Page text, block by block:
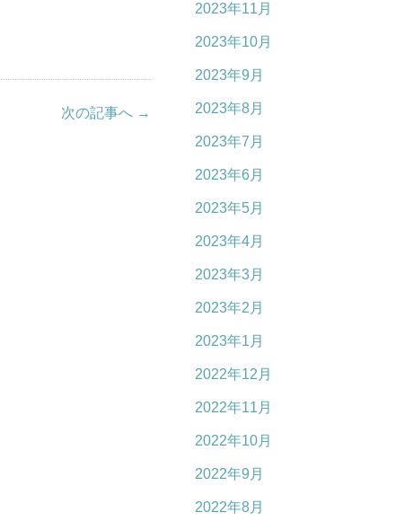
次の記事へ →
2023年11月
2023年10月
2023年9月
2023年8月
2023年7月
2023年6月
2023年5月
2023年4月
2023年3月
2023年2月
2023年1月
2022年12月
2022年11月
2022年10月
2022年9月
2022年8月